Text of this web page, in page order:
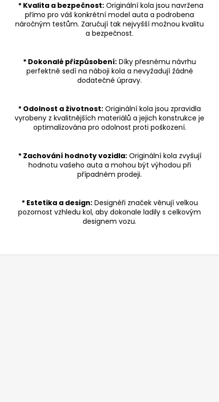
* Kvalita a bezpečnost:Originální kola jsou navržena
přímo pro váš konkrétní model auta a podrobena
náročným testům. Zaručují tak nejvyšší možnou kvalitu
a bezpečnost.
* Dokonalé přizpůsobení: Díky přesnému návrhu
perfektně sedí na náboji kola a nevyžadují žádné
dodatečné úpravy.
* Odolnost a životnost: Originální kola jsou zpravidla
vyrobeny z kvalitnějších materiálů a jejich konstrukce je
optimalizována pro odolnost proti poškození.
* Zachování hodnoty vozidla:Originální kola zvyšují
hodnotu vašeho auta a mohou být výhodou při
případném prodeji.
* Estetika a design:Designéři značek věnují velkou
pozornost vzhledu kol, aby dokonale ladily s celkovým
designem vozu.